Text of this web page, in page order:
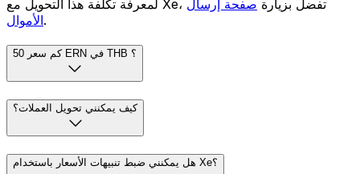
لمعرفة تكلفة هذا التحويل مع Xe، تفضل بزيارة صفحة إرسال
الأموال.
كم سعر 50 ERN في THB ؟
كيف يمكنني تحويل العملات؟
هل يمكنني ضبط تنبيهات الأسعار باستخدام Xe؟